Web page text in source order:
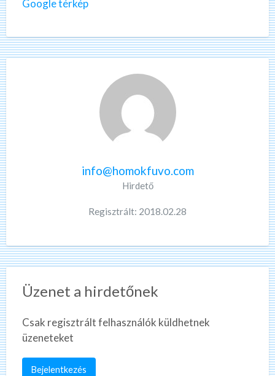
Google térkép
info@homokfuvo.com
Hirdető
Regisztrált: 2018.02.28
Üzenet a hirdetőnek
Csak regisztrált felhasználók küldhetnek
üzeneteket
Bejelentkezés